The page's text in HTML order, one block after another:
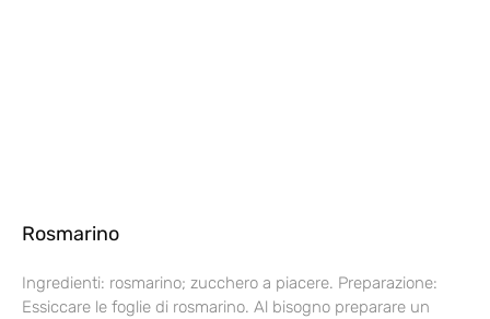
Rosmarino
Ingredienti: rosmarino; zucchero a piacere. Preparazione:
Essiccare le foglie di rosmarino. Al bisogno preparare un